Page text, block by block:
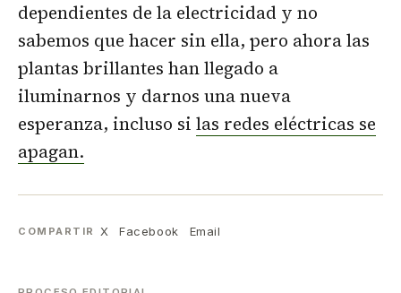
dependientes de la electricidad y no
sabemos que hacer sin ella, pero ahora las
plantas brillantes han llegado a
iluminarnos y darnos una nueva
esperanza, incluso si las redes eléctricas se
apagan.
COMPARTIR X Facebook Email